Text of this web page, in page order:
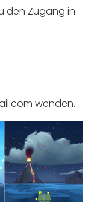
den Zugang in
wenden.